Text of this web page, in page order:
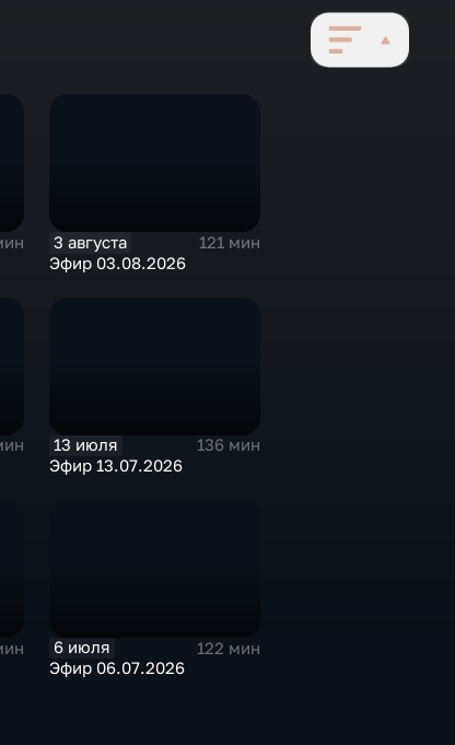
3 августа
121 мин
Эфир 03.08.2026
13 июля
136 мин
Эфир 13.07.2026
6 июля
122 мин
Эфир 06.07.2026